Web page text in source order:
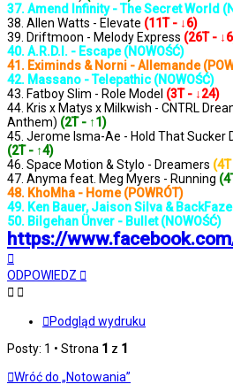
37. Amend Infinity - The Secret World
38. Allen Watts - Elevate (11T - ↓6)
39. Driftmoon - Melody Express (26T -
40. A.R.D.I. - Escape (NOWOŚĆ)
41. Eximinds & Norni - Allemande
42. Massano - Telepathic (NOWOŚĆ)
43. Fatboy Slim - Role Model (3T - ↓24)
44. Kris x Matys x Milkwish - CNTRL
Anthem) (2T - ↑1)
45. Jerome Isma-Ae - Hold That Sucker
(2T - ↑4)
46. Space Motion & Stylo - Dreamers
47. Anyma feat. Meg Myers - Running
48. KhoMha - Home (POWRÓT)
49. Ken Bauer, Jaison Silva &
50. Bilgehan Ünver - Bullet (NOWOŚĆ)
https://
górę
ODPOWIEDZ
Podgląd wydruku
Posty: 1 • Strona 1 z 1
Wróć do „Notowania”